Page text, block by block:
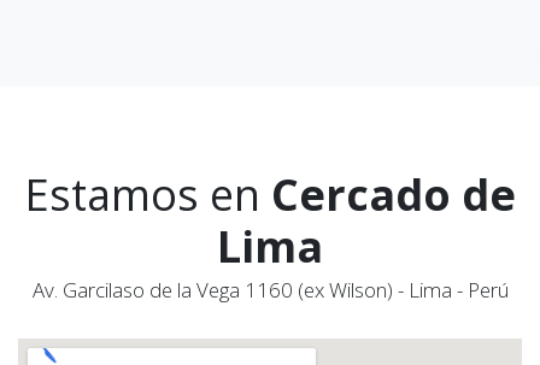
Estamos en Cercado de
Lima
Av. Garcilaso de la Vega 1160 (ex Wilson) - Lima - Perú